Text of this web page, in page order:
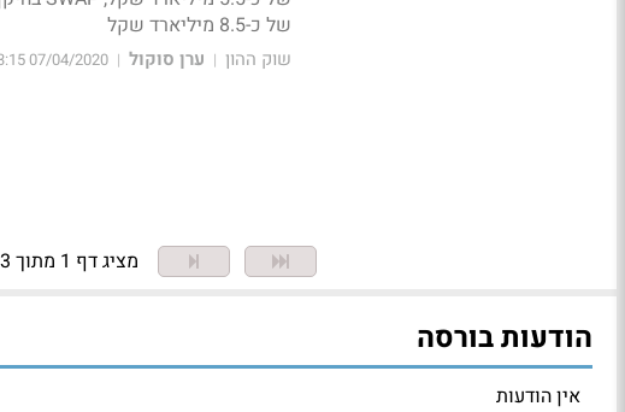
של כ-8.5 מיליארד שקל
שוק ההון | ערן סוקול |
07/04/2020 13:15
מציג דף 1 מתוך 3
הודעות בורסה
אין הודעות